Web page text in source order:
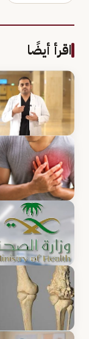
اقرأ أيضًا